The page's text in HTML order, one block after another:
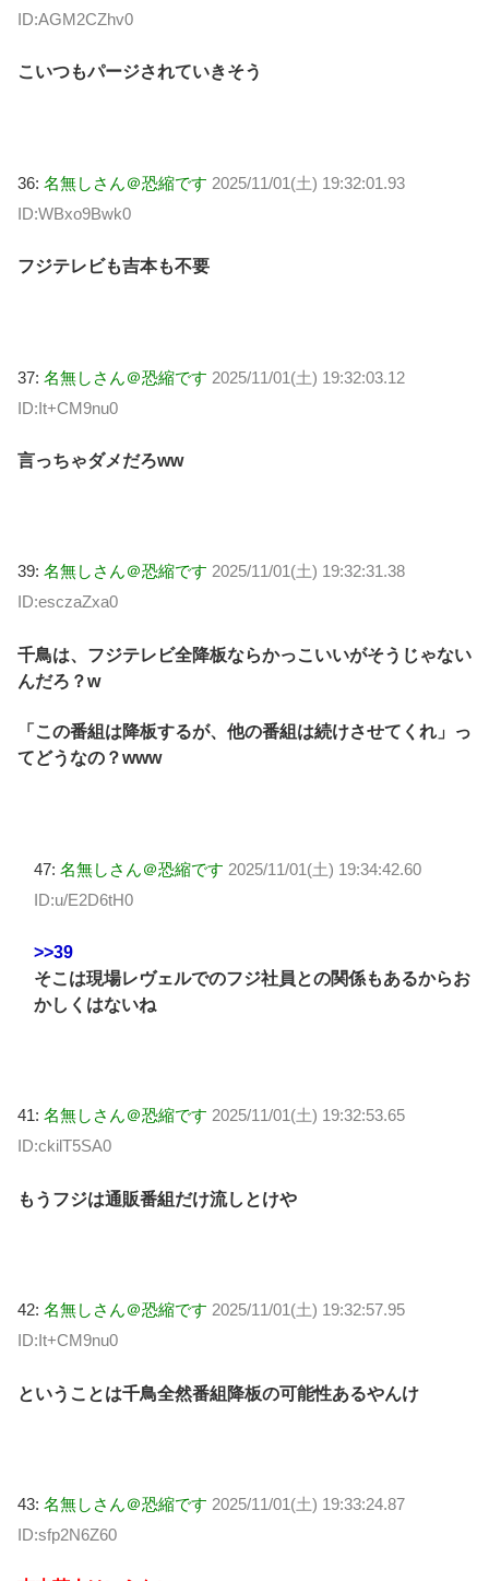
ID:AGM2CZhv0
こいつもパージされていきそう
36: 名無しさん＠恐縮です 2025/11/01(土) 19:32:01.93
ID:WBxo9Bwk0
フジテレビも吉本も不要
37: 名無しさん＠恐縮です 2025/11/01(土) 19:32:03.12
ID:It+CM9nu0
言っちゃダメだろww
39: 名無しさん＠恐縮です 2025/11/01(土) 19:32:31.38
ID:esczaZxa0
千鳥は、フジテレビ全降板ならかっこいいがそうじゃない
んだろ？w
「この番組は降板するが、他の番組は続けさせてくれ」っ
てどうなの？www
47: 名無しさん＠恐縮です 2025/11/01(土) 19:34:42.60
ID:u/E2D6tH0
>>39
そこは現場レヴェルでのフジ社員との関係もあるからお
かしくはないね
41: 名無しさん＠恐縮です 2025/11/01(土) 19:32:53.65
ID:ckilT5SA0
もうフジは通販番組だけ流しとけや
42: 名無しさん＠恐縮です 2025/11/01(土) 19:32:57.95
ID:It+CM9nu0
ということは千鳥全然番組降板の可能性あるやんけ
43: 名無しさん＠恐縮です 2025/11/01(土) 19:33:24.87
ID:sfp2N6Z60